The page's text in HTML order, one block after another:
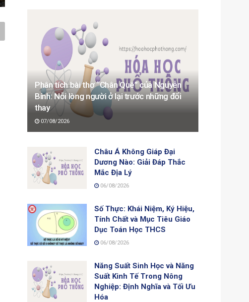
Phân tích bài thơ “Chân Quê” của Nguyễn
Bính: Nỗi lòng người ở lại trước những đổi
thay
07/08/2026
Châu Á Không Giáp Đại
Dương Nào: Giải Đáp Thắc
Mắc Địa Lý
06/08/2026
Số Thực: Khái Niệm, Ký Hiệu,
Tính Chất và Mục Tiêu Giáo
Dục Toán Học THCS
06/08/2026
Năng Suất Sinh Học và Năng
Suất Kinh Tế Trong Nông
Nghiệp: Định Nghĩa và Tối Ưu
Hóa